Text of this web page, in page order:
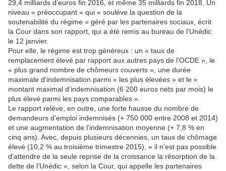
29,4 milliards d’euros fin 2016, et même 35 milliards fin 2018. Un
niveau « préoccupant » qui « soulève la question de la
soutenabilité du régime » géré par les partenaires sociaux, écrit
la Cour dans son rapport, qui a été remis au bureau de l’Unédic
le 12 janvier.
Pour elle, le régime est trop généreux : un « taux de
remplacement élevé par rapport aux autres pays de l’OCDE », le
« plus grand nombre de chômeurs couverts », une durée
maximale d’indemnisation parmi « les plus élevées » et le «
montant maximal d’indemnisation (6 200 euros nets par mois) le
plus élevé parmi les pays comparables ».
Le rapport relève, en outre, une forte hausse du nombre de
demandeurs d’emploi indemnisés (+ 750 000 entre 2008 et 2014)
et une augmentation de l’indemnisation moyenne (+ 7,8 % en
cinq ans). Avec, depuis plusieurs décennies, un taux de chômage
élevé (10,2 % au troisième trimestre 2015), « il n’est pas possible
d’attendre de la seule reprise de la croissance la résorption de la
dette de l’Unédic », selon la Cour, qui appelle les partenaires